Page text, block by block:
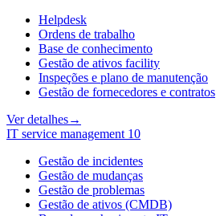
Helpdesk
Ordens de trabalho
Base de conhecimento
Gestão de ativos facility
Inspeções e plano de manutenção
Gestão de fornecedores e contratos
Ver detalhes→
IT service management 10
Gestão de incidentes
Gestão de mudanças
Gestão de problemas
Gestão de ativos (CMDB)